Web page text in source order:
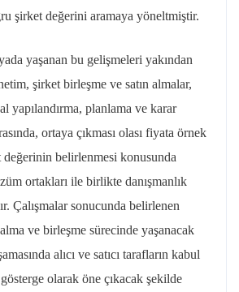
şirket değerini aramaya yöneltmiştir.
yaşanan bu gelişmeleri yakından
şirket birleşme ve satın almalar,
yapılandırma, planlama ve karar
ortaya çıkması olası fiyata örnek
belirlenmesi konusunda
ortakları ile birlikte danışmanlık
Çalışmalar sonucunda belirlenen
ve birleşme sürecinde yaşanacak
alıcı ve satıcı tarafların kabul
olarak öne çıkacak şekilde